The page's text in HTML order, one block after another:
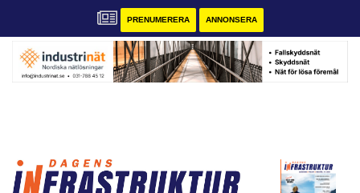
PRENUMERERA ANNONSERA